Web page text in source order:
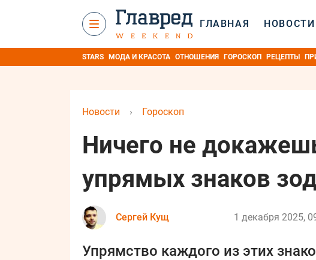
ГЛАВНАЯ НОВОСТИ
STARS МОДА И КРАСОТА ОТНОШЕНИЯ ГОРОСКОП РЕЦЕПТЫ
Новости › Гороскоп
Ничего не
упрямых знаков
Сергей Кущ 1 декабря 2025,
Упрямство каждого из этих